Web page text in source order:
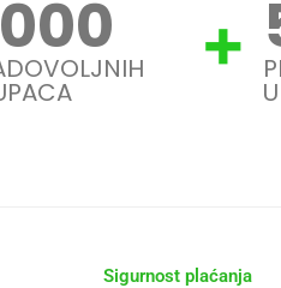
Sigurnost plaćanja